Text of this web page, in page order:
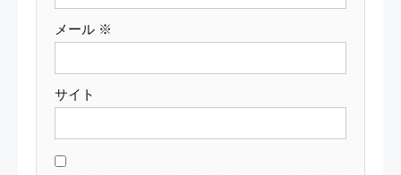
メール ※
サイト